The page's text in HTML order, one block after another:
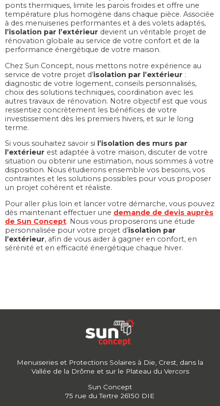
ponts thermiques, limite les parois froides et offre une
température plus homogène dans chaque pièce. Associée
à des menuiseries performantes et à des volets adaptés,
l’isolation par l’extérieur devient un véritable projet de
rénovation globale au service de votre confort et de la
performance énergétique de votre maison.
Chez Sun Concept, nous mettons notre expérience au
service de votre projet d’isolation par l’extérieur :
diagnostic de votre logement, conseils personnalisés,
choix des solutions techniques, coordination avec les
autres travaux de rénovation. Notre objectif est que vous
ressentiez concrètement les bénéfices de votre
investissement dès les premiers hivers, et sur le long
terme.
Si vous souhaitez savoir si l’isolation des murs par
l’extérieur est adaptée à votre maison, discuter de votre
situation ou obtenir une estimation, nous sommes à votre
disposition. Nous étudierons ensemble vos besoins, vos
contraintes et les solutions possibles pour vous proposer
un projet cohérent et réaliste.
Pour aller plus loin et lancer votre démarche, vous pouvez
dès maintenant effectuer une demande de devis auprès
de Sun Concept. Nous vous proposerons une étude
personnalisée pour votre projet d’isolation par
l’extérieur, afin de vous aider à gagner en confort, en
sérénité et en efficacité énergétique chaque hiver.
Menuiseries et Protections Solaires à Die, Crest, dans la
Vallée de la Drôme et sur le Plateau du Vercors
Sun Concept
75 rue du Tertre 26150 DIE